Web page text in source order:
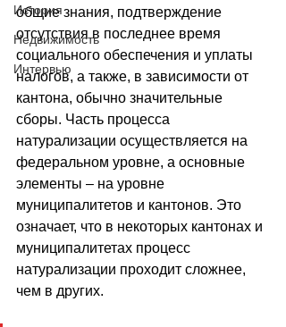
История
Недвижимость
Интервью
общие знания, подтверждение
отсутствия в последнее время
социального обеспечения и уплаты
налогов, а также, в зависимости от
кантона, обычно значительные
сборы. Часть процесса
натурализации осуществляется на
федеральном уровне, а основные
элементы – на уровне
муниципалитетов и кантонов. Это
означает, что в некоторых кантонах и
муниципалитетах процесс
натурализации проходит сложнее,
чем в других.